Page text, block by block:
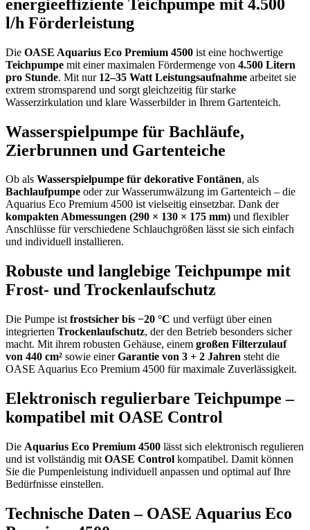
energieeffiziente Teichpumpe mit 4.500
l/h Förderleistung
Die OASE Aquarius Eco Premium 4500 ist eine hochwertige
Teichpumpe mit einer maximalen Fördermenge von 4.500 Litern
pro Stunde. Mit nur 12–35 Watt Leistungsaufnahme arbeitet sie
extrem stromsparend und sorgt gleichzeitig für starke
Wasserzirkulation und klare Wasserbilder in Ihrem Gartenteich.
Wasserspielpumpe für Bachläufe,
Zierbrunnen und Gartenteiche
Ob als Wasserspielpumpe für dekorative Fontänen, als
Bachlaufpumpe oder zur Wasserumwälzung im Gartenteich – die
Aquarius Eco Premium 4500 ist vielseitig einsetzbar. Dank der
kompakten Abmessungen (290 × 130 × 175 mm) und flexibler
Anschlüsse für verschiedene Schlauchgrößen lässt sie sich einfach
und individuell installieren.
Robuste und langlebige Teichpumpe mit
Frost- und Trockenlaufschutz
Die Pumpe ist frostsicher bis −20 °C und verfügt über einen
integrierten Trockenlaufschutz, der den Betrieb besonders sicher
macht. Mit ihrem robusten Gehäuse, einem großen Filterzulauf
von 440 cm² sowie einerGarantie von 3 + 2 Jahren steht die
OASE Aquarius Eco Premium 4500 für maximale Zuverlässigkeit.
Elektronisch regulierbare Teichpumpe –
kompatibel mit OASE Control
Die Aquarius Eco Premium 4500 lässt sich elektronisch regulieren
und ist vollständig mit OASE Control kompatibel. Damit können
Sie die Pumpenleistung individuell anpassen und optimal auf Ihre
Bedürfnisse einstellen.
Technische Daten – OASE Aquarius Eco